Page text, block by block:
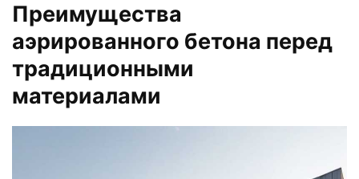
Преимущества
аэрированного бетона перед
традиционными
материалами